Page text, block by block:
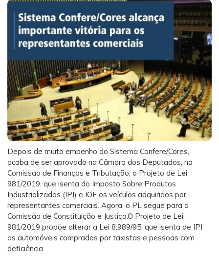
Depois de muito empenho do Sistema Confere/Cores,
acaba de ser aprovado na Câmara dos Deputados, na
Comissão de Finanças e Tributação, o Projeto de Lei
981/2019, que isenta do Imposto Sobre Produtos
Industrializados (IPI) e IOF os veículos adquiridos por
representantes comerciais. Agora, o PL segue para a
Comissão de Constituição e Justiça.O Projeto de Lei
981/2019 propõe alterar a Lei 8.989/95, que isenta de IPI
os automóveis comprados por taxistas e pessoas com
deficiência.